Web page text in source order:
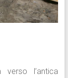
verso l’antica